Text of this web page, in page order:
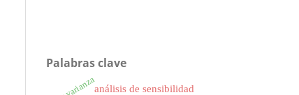
Palabras clave
análisis de sensibilidad
covarianza